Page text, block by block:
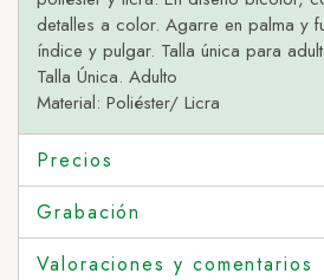
detalles a color. Agarre en palma y
índice y pulgar. Talla única para
Talla Única. Adulto
Material: Poliéster/ Licra
Precios
Grabación
Valoraciones y comentarios